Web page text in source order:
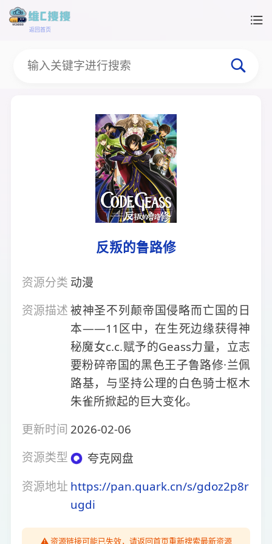
返回首页
反叛的鲁路修
资源分类 动漫
资源描述被神圣不列颠帝国侵略而亡国的日
本——11区中，在生死边缘获得神
秘魔女c.c.赋予的Geass力量，立志
要粉碎帝国的黑色王子鲁路修·兰佩
路基，与坚持公理的白色骑士枢木
朱雀所掀起的巨大变化。
更新时间 2026-02-06
资源类型
夸克网盘
资源地址 https://pan.quark.cn/s/gdoz2p8r
ugdi
⚠️ 资源链接可能已失效，请返回首页重新搜索最新资源